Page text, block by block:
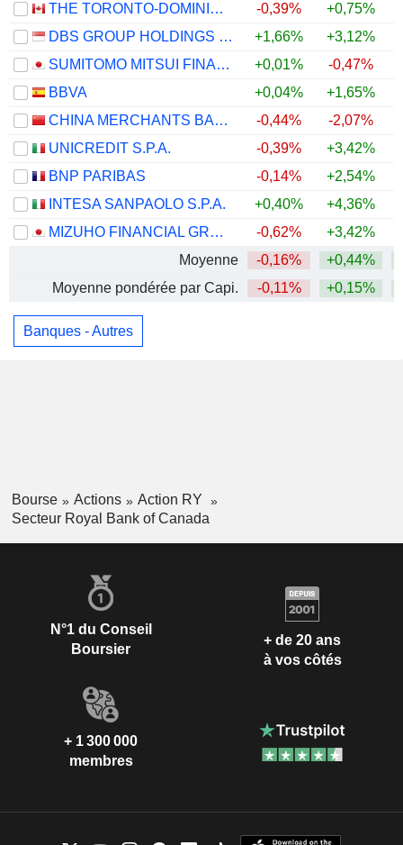
THE TORONTO-DOMINION BANK
-0,39% +0,75%
DBS GROUP HOLDINGS LTD
+1,66% +3,12%
SUMITOMO MITSUI FINANCIAL GROUP, INC.
+0,01% -0,47%
BBVA
+0,04% +1,65%
CHINA MERCHANTS BANK CO., LTD.
-0,44% -2,07%
UNICREDIT S.P.A.
-0,39% +3,42%
BNP PARIBAS
-0,14% +2,54%
INTESA SANPAOLO S.P.A.
+0,40% +4,36%
MIZUHO FINANCIAL GROUP, INC.
-0,62% +3,42%
Moyenne
-0,16% +0,44%
Moyenne pondérée par Capi.
-0,11% +0,15%
Banques - Autres
Bourse Actions
Action RY
Secteur Royal Bank of Canada
N°1 du Conseil
Boursier
+ de 20 ans
à vos côtés
+ 1 300 000
membres